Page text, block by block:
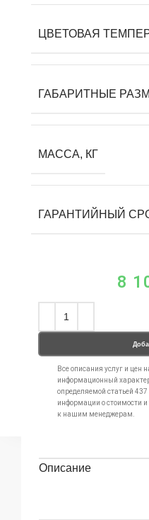
ЦВЕТОВАЯ
ГАБАРИТНЫЕ
МАССА, КГ
ГАРАНТИЙНЫЙ
8
Все описания услуг и цен
информационный
определяемой статьей
информации о стоимости и
к нашим менеджерам.
Описание